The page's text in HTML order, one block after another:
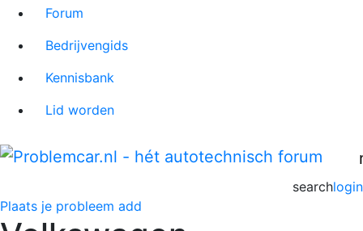
Forum
Bedrijvengids
Kennisbank
Lid worden
login
search
Plaats je probleem add